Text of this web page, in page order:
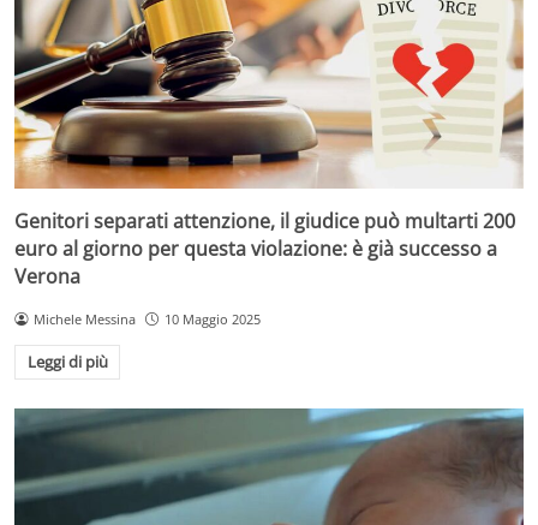
Genitori separati attenzione, il giudice può multarti 200
euro al giorno per questa violazione: è già successo a
Verona
Michele Messina 10 Maggio 2025
Leggi di più